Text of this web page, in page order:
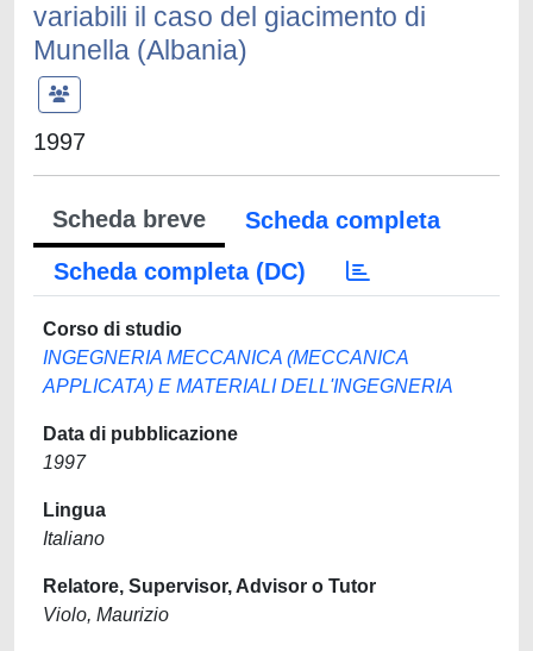
variabili il caso del giacimento di
Munella (Albania)
1997
Scheda breve
Scheda completa
Scheda completa (DC)
Corso di studio
INGEGNERIA MECCANICA (MECCANICA
APPLICATA) E MATERIALI DELL'INGEGNERIA
Data di pubblicazione
1997
Lingua
Italiano
Relatore, Supervisor, Advisor o Tutor
Violo, Maurizio